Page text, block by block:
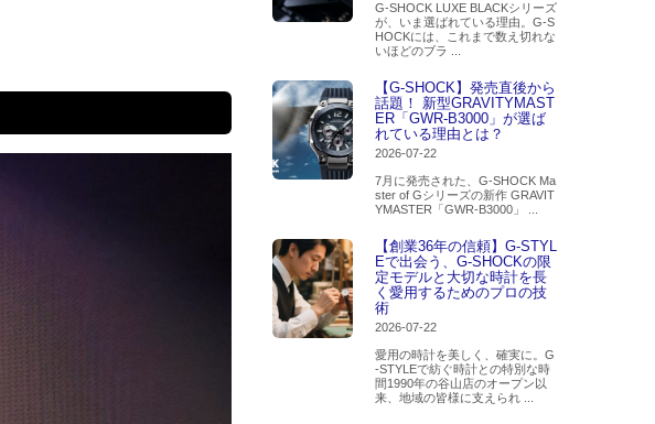
G-SHOCK LUXE BLACKシリーズ
が、いま選ばれている理由。G-S
HOCKには、これまで数え切れな
いほどのブラ ...
【G-SHOCK】発売直後から
話題！ 新型GRAVITYMAST
ER「GWR-B3000」が選ば
れている理由とは？
2026-07-22
7月に発売された、G-SHOCK Ma
ster of Gシリーズの新作 GRAVIT
YMASTER「GWR-B3000」 ...
【創業36年の信頼】G-STYL
Eで出会う、G-SHOCKの限
定モデルと大切な時計を長
く愛用するためのプロの技
術
2026-07-22
愛用の時計を美しく、確実に。G
-STYLEで紡ぐ時計との特別な時
間1990年の谷山店のオープン以
来、地域の皆様に支えられ ...